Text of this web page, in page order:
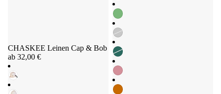
CHASKEE Leinen Cap & Bob
ab 32,00 €